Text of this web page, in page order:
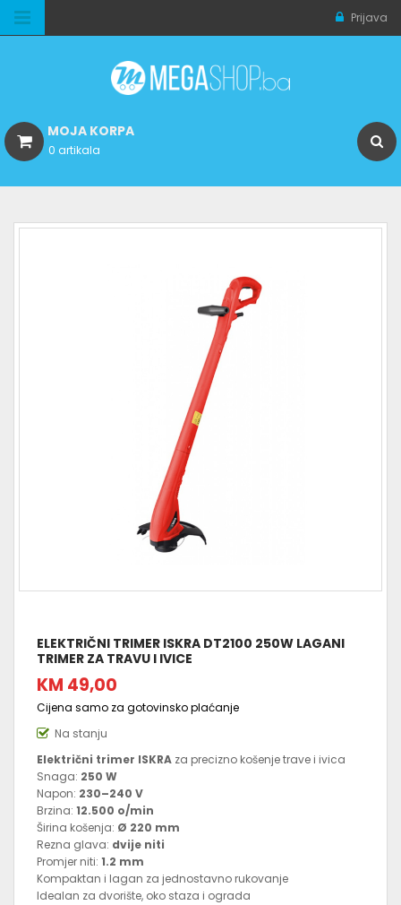
Prijava
MOJA KORPA
0 artikala
ELEKTRIČNI TRIMER ISKRA DT2100 250W LAGANI
TRIMER ZA TRAVU I IVICE
KM 49,00
Cijena samo za gotovinsko plaćanje
Na stanju
Električni trimer ISKRA za precizno košenje trave i ivica
Snaga: 250 W
Napon: 230–240 V
Brzina: 12.500 o/min
Širina košenja: Ø 220 mm
Rezna glava: dvije niti
Promjer niti: 1.2 mm
Kompaktan i lagan za jednostavno rukovanje
Idealan za dvorište, oko staza i ograda